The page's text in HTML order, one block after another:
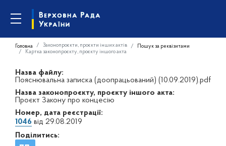
Головна Законопроєкти, проєкти інших актів
Пошук за реквізитами
Картка законопроєкту, проєкту іншого акта
Назва файлу:
Пояснювальна записка (доопрацьований) (10.09.2019).pdf
Назва законопроєкту, проєкту іншого акта:
Проєкт Закону про концесію
Номер, дата реєстрації:
1046 від 29.08.2019
Поділитись: